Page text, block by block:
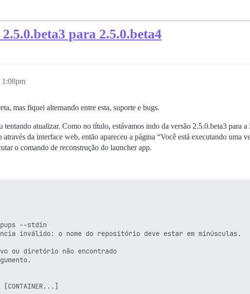
para 2.5.0.beta4
mas fiquei alternando entre esta, suporte e bugs.
tentando atualizar. Como no título, estávamos indo da versão 2.5.0.beta3 para
da interface web, então apareceu a página “Você está executando uma
o comando de reconstrução do launcher app.
--stdin
inválido: o nome do repositório deve estar em minúsculas.
ou diretório não encontrado
[CONTAINER...]